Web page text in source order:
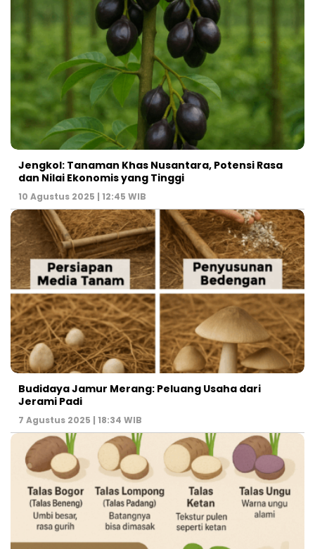
Jengkol: Tanaman Khas Nusantara, Potensi Rasa
dan Nilai Ekonomis yang Tinggi
10 Agustus 2025 | 12:45 WIB
Budidaya Jamur Merang: Peluang Usaha dari
Jerami Padi
7 Agustus 2025 | 18:34 WIB